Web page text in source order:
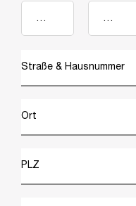
Straße & Hausnummer
Ort
PLZ